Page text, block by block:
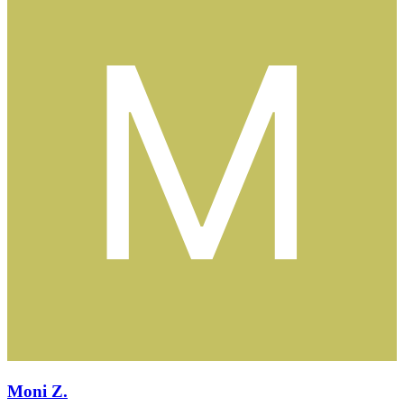
Moni Z.